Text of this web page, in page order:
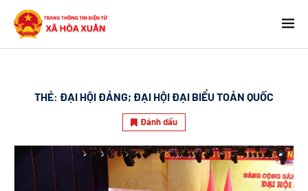
THẺ: ĐẠI HỘI ĐẢNG; ĐẠI HỘI ĐẠI BIỂU TOẢN QUỐC
Đánh dấu